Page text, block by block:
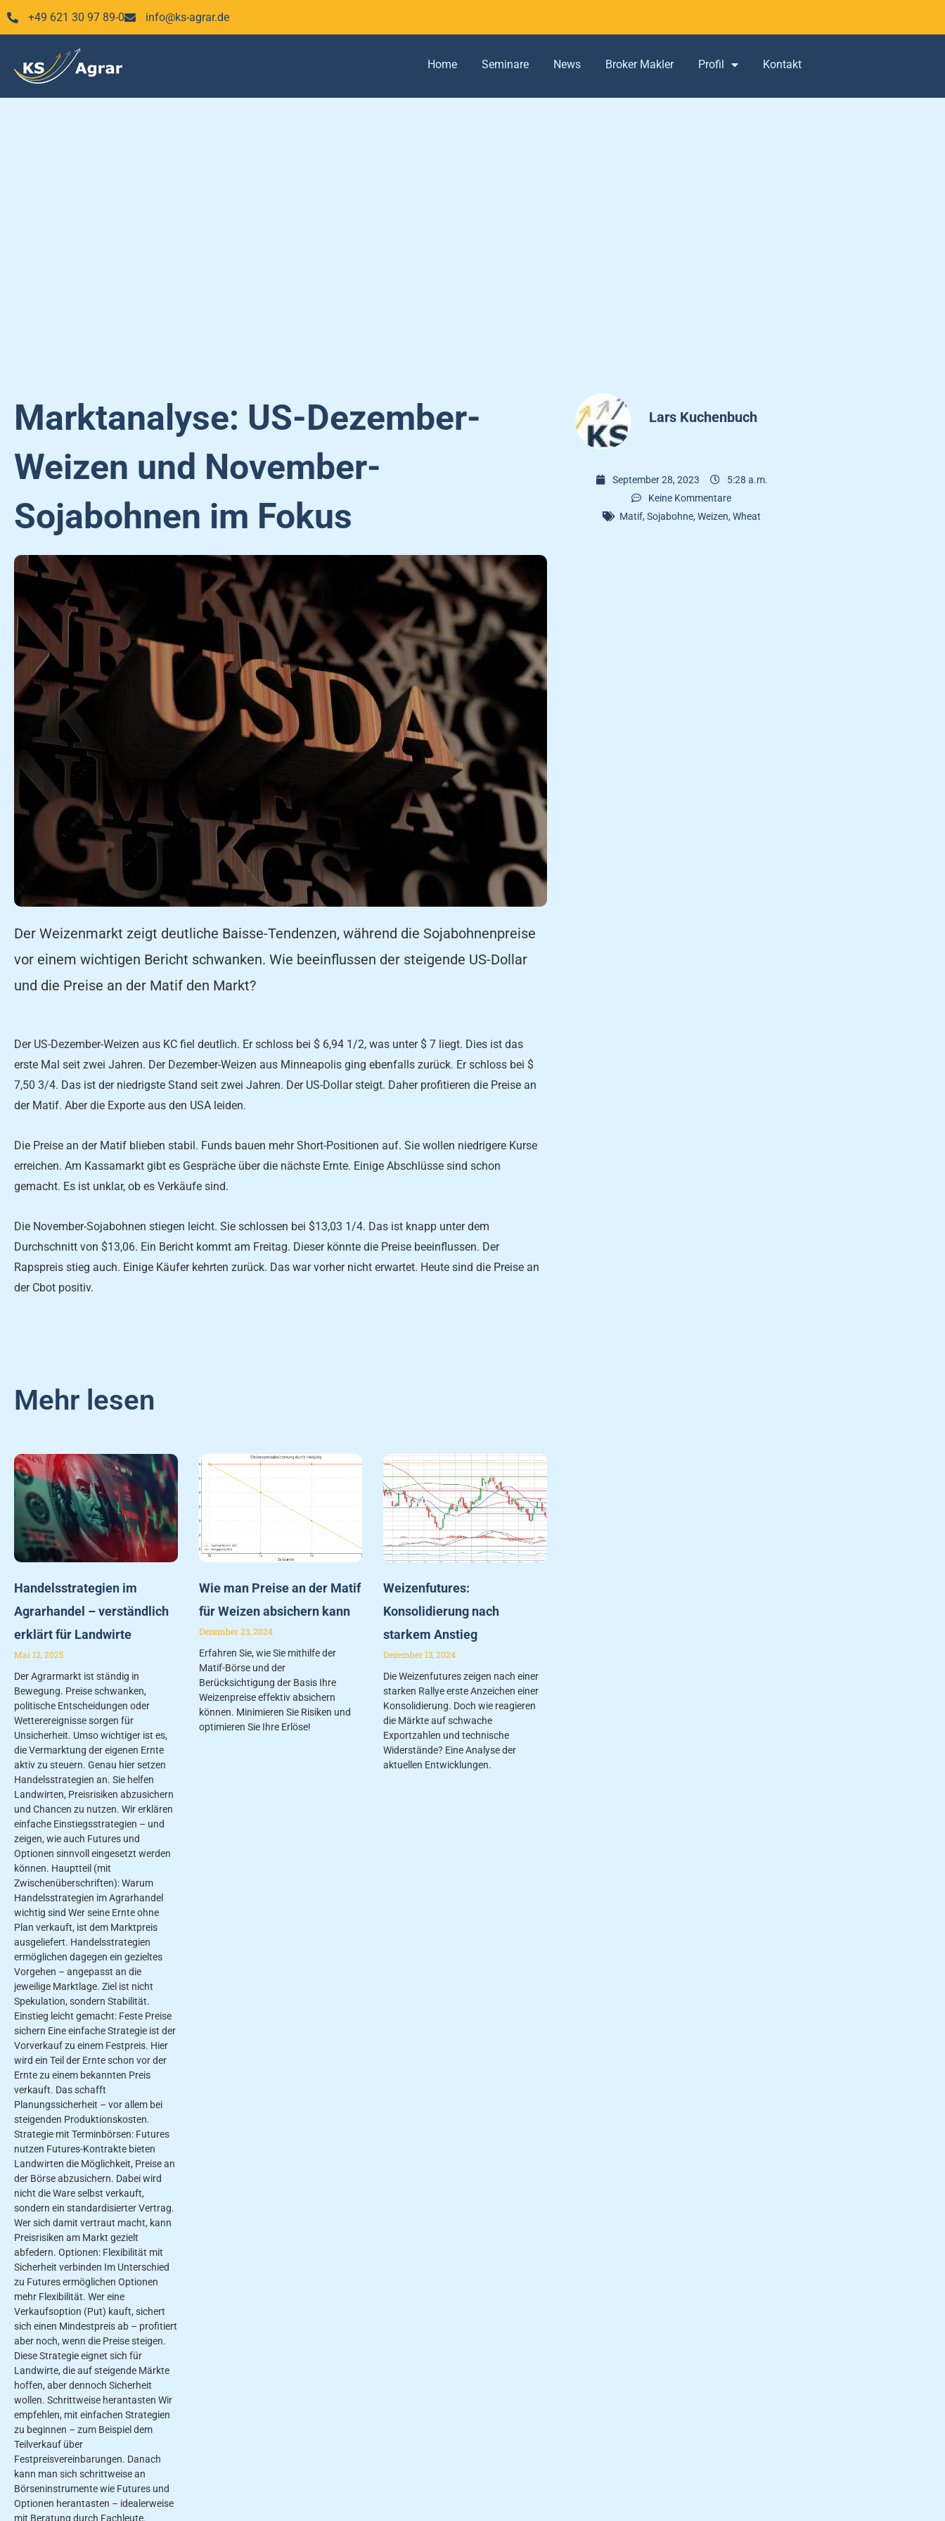
Zum
Inhalt
+49 621 30 97 89-0 info@ks-agrar.de
Home Seminare News Broker Makler Profil Kontakt
Marktanalyse: US-Dezember-
Weizen und November-
Sojabohnen im Fokus
Der Weizenmarkt zeigt deutliche Baisse-Tendenzen, während die Sojabohnenpreise
vor einem wichtigen Bericht schwanken. Wie beeinflussen der steigende US-Dollar
und die Preise an der Matif den Markt?
Der US-Dezember-Weizen aus KC fiel deutlich. Er schloss bei $ 6,94 1/2, was unter $ 7 liegt. Dies ist das
erste Mal seit zwei Jahren. Der Dezember-Weizen aus Minneapolis ging ebenfalls zurück. Er schloss bei $
7,50 3/4. Das ist der niedrigste Stand seit zwei Jahren. Der US-Dollar steigt. Daher profitieren die Preise an
der Matif. Aber die Exporte aus den USA leiden.
Die Preise an der Matif blieben stabil. Funds bauen mehr Short-Positionen auf. Sie wollen niedrigere Kurse
erreichen. Am Kassamarkt gibt es Gespräche über die nächste Ernte. Einige Abschlüsse sind schon
gemacht. Es ist unklar, ob es Verkäufe sind.
Die November-Sojabohnen stiegen leicht. Sie schlossen bei $13,03 1/4. Das ist knapp unter dem
Durchschnitt von $13,06. Ein Bericht kommt am Freitag. Dieser könnte die Preise beeinflussen. Der
Rapspreis stieg auch. Einige Käufer kehrten zurück. Das war vorher nicht erwartet. Heute sind die Preise an
der Cbot positiv.
Mehr lesen
Handelsstrategien im
Agrarhandel – verständlich
erklärt für Landwirte
Mai 12, 2025
Der Agrarmarkt ist ständig in
Bewegung. Preise schwanken,
politische Entscheidungen oder
Wetterereignisse sorgen für
Unsicherheit. Umso wichtiger ist es,
die Vermarktung der eigenen Ernte
aktiv zu steuern. Genau hier setzen
Handelsstrategien an. Sie helfen
Landwirten, Preisrisiken abzusichern
und Chancen zu nutzen. Wir erklären
einfache Einstiegsstrategien – und
zeigen, wie auch Futures und
Optionen sinnvoll eingesetzt werden
können. Hauptteil (mit
Zwischenüberschriften): Warum
Handelsstrategien im Agrarhandel
wichtig sind Wer seine Ernte ohne
Plan verkauft, ist dem Marktpreis
ausgeliefert. Handelsstrategien
ermöglichen dagegen ein gezieltes
Vorgehen – angepasst an die
jeweilige Marktlage. Ziel ist nicht
Spekulation, sondern Stabilität.
Einstieg leicht gemacht: Feste Preise
sichern Eine einfache Strategie ist der
Vorverkauf zu einem Festpreis. Hier
wird ein Teil der Ernte schon vor der
Ernte zu einem bekannten Preis
verkauft. Das schafft
Planungssicherheit – vor allem bei
steigenden Produktionskosten.
Strategie mit Terminbörsen: Futures
nutzen Futures-Kontrakte bieten
Landwirten die Möglichkeit, Preise an
der Börse abzusichern. Dabei wird
nicht die Ware selbst verkauft,
sondern ein standardisierter Vertrag.
Wer sich damit vertraut macht, kann
Preisrisiken am Markt gezielt
abfedern. Optionen: Flexibilität mit
Sicherheit verbinden Im Unterschied
zu Futures ermöglichen Optionen
mehr Flexibilität. Wer eine
Verkaufsoption (Put) kauft, sichert
sich einen Mindestpreis ab – profitiert
aber noch, wenn die Preise steigen.
Diese Strategie eignet sich für
Landwirte, die auf steigende Märkte
hoffen, aber dennoch Sicherheit
wollen. Schrittweise herantasten Wir
empfehlen, mit einfachen Strategien
zu beginnen – zum Beispiel dem
Teilverkauf über
Festpreisvereinbarungen. Danach
kann man sich schrittweise an
Börseninstrumente wie Futures und
Optionen herantasten – idealerweise
mit Beratung durch Fachleute.
Wie man Preise an der Matif
für Weizen absichern kann
Dezember 23, 2024
Erfahren Sie, wie Sie mithilfe der
Matif-Börse und der
Berücksichtigung der Basis Ihre
Weizenpreise effektiv absichern
können. Minimieren Sie Risiken und
optimieren Sie Ihre Erlöse!
Weizenfutures:
Konsolidierung nach
starkem Anstieg
Dezember 13, 2024
Die Weizenfutures zeigen nach einer
starken Rallye erste Anzeichen einer
Konsolidierung. Doch wie reagieren
die Märkte auf schwache
Exportzahlen und technische
Widerstände? Eine Analyse der
aktuellen Entwicklungen.
Lars Kuchenbuch
September 28, 2023
5:28 a.m.
Keine Kommentare
Matif, Sojabohne, Weizen, Wheat